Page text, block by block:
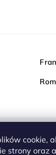
cookie,
strony oraz